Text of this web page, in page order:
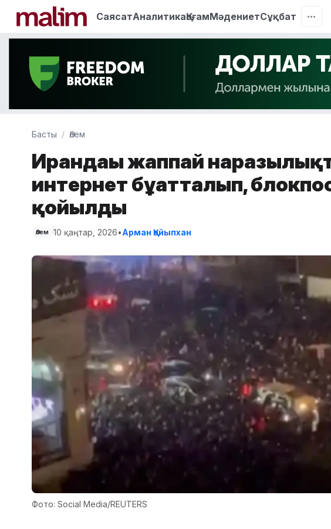
СаясатАналитикаҚоғамМәдениетСұқбат
Басты Әлем
Ирандағы жаппай
интернет бұғатталып,
қойылды
Әлем 10 қаңтар, 2026•Арман Қайыпхан
Фото: Social Media/REUTERS